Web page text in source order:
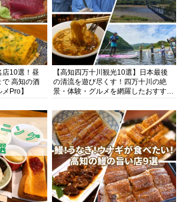
店10選！昼
で 高知の酒
Pro】
【高知四万十川観光10選】日本最後
の清流を遊び尽くす！四万十川の絶
景・体験・グルメを網羅したおすすめ